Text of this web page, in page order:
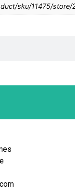
sku/11475/store/